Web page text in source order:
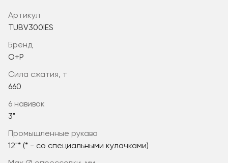
Артикул
TUBV300IES
Бренд
O+P
сила сжатия, т
660
6 навивок
3"
промышленные рукава
12"* (* - со специальными кулачками)